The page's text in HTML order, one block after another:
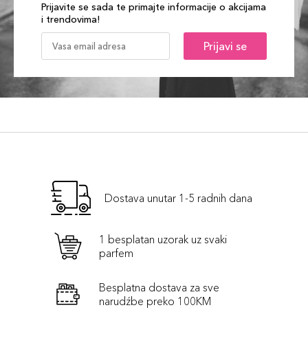
Prijavite se sada te primajte informacije o akcijama
i trendovima!
Prijavi se
Dostava unutar 1-5 radnih dana
1 besplatan uzorak uz svaki
parfem
Besplatna dostava za sve
narudźbe preko 100KM